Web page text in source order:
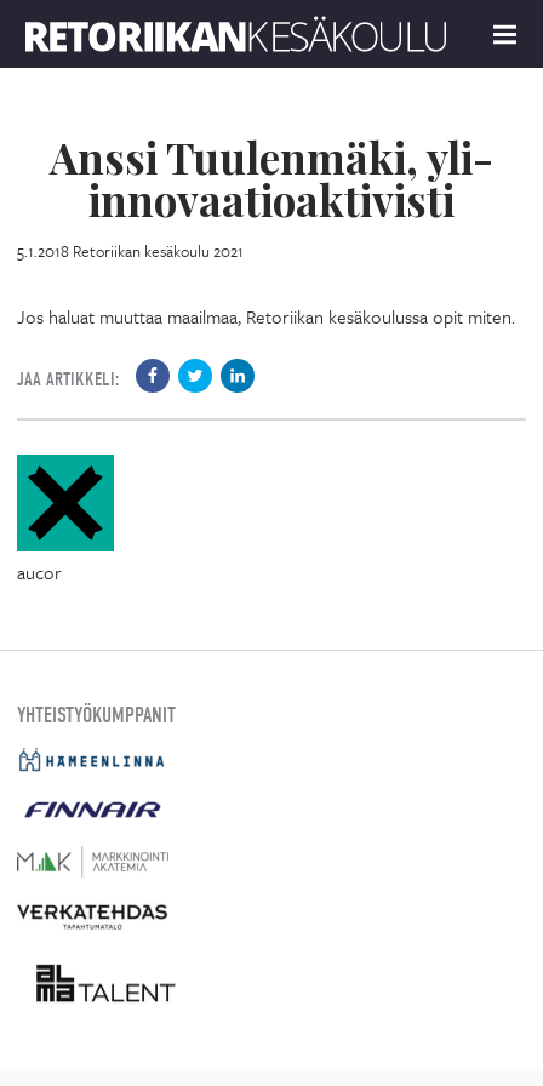
MENU
Anssi Tuulenmäki, yli-
innovaatioaktivisti
5.1.2018 Retoriikan kesäkoulu 2021
Jos haluat muuttaa maailmaa, Retoriikan kesäkoulussa opit miten.
JAA ARTIKKELI:
aucor
YHTEISTYÖKUMPPANIT